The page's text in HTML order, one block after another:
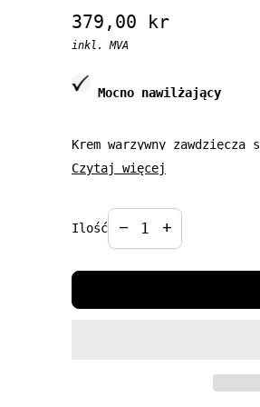
Regular price
379,00 kr
inkl. MVA
Mocno nawilżający
Krem warzywny
lokalnie występujących
ujednolica koloryt cery.
Czytaj więcej
Ilość
Decrease
remove
Increase
add